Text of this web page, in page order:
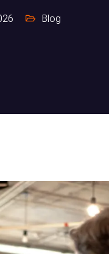
Blog